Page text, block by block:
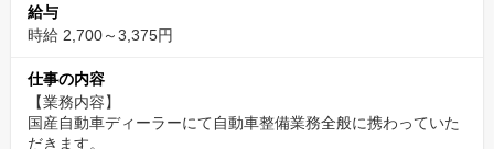
給与
時給 2,700～3,375円
仕事の内容
【業務内容】
国産自動車ディーラーにて自動車整備業務全般に携わっていた
だきます。